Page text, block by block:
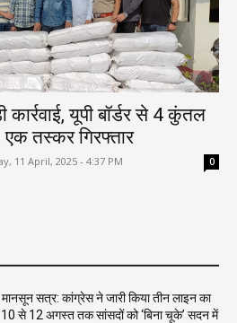
यूपी बॉर्डर से 4 कुंतल
एक तस्कर गिरफ्तार
11 April, 2025 - 4:37 PM 0
सत्र: कांग्रेस ने जारी किया तीन लाइन का
10 से 12 अगस्त तक सांसदों को ‘बिना चूके’ सदन में